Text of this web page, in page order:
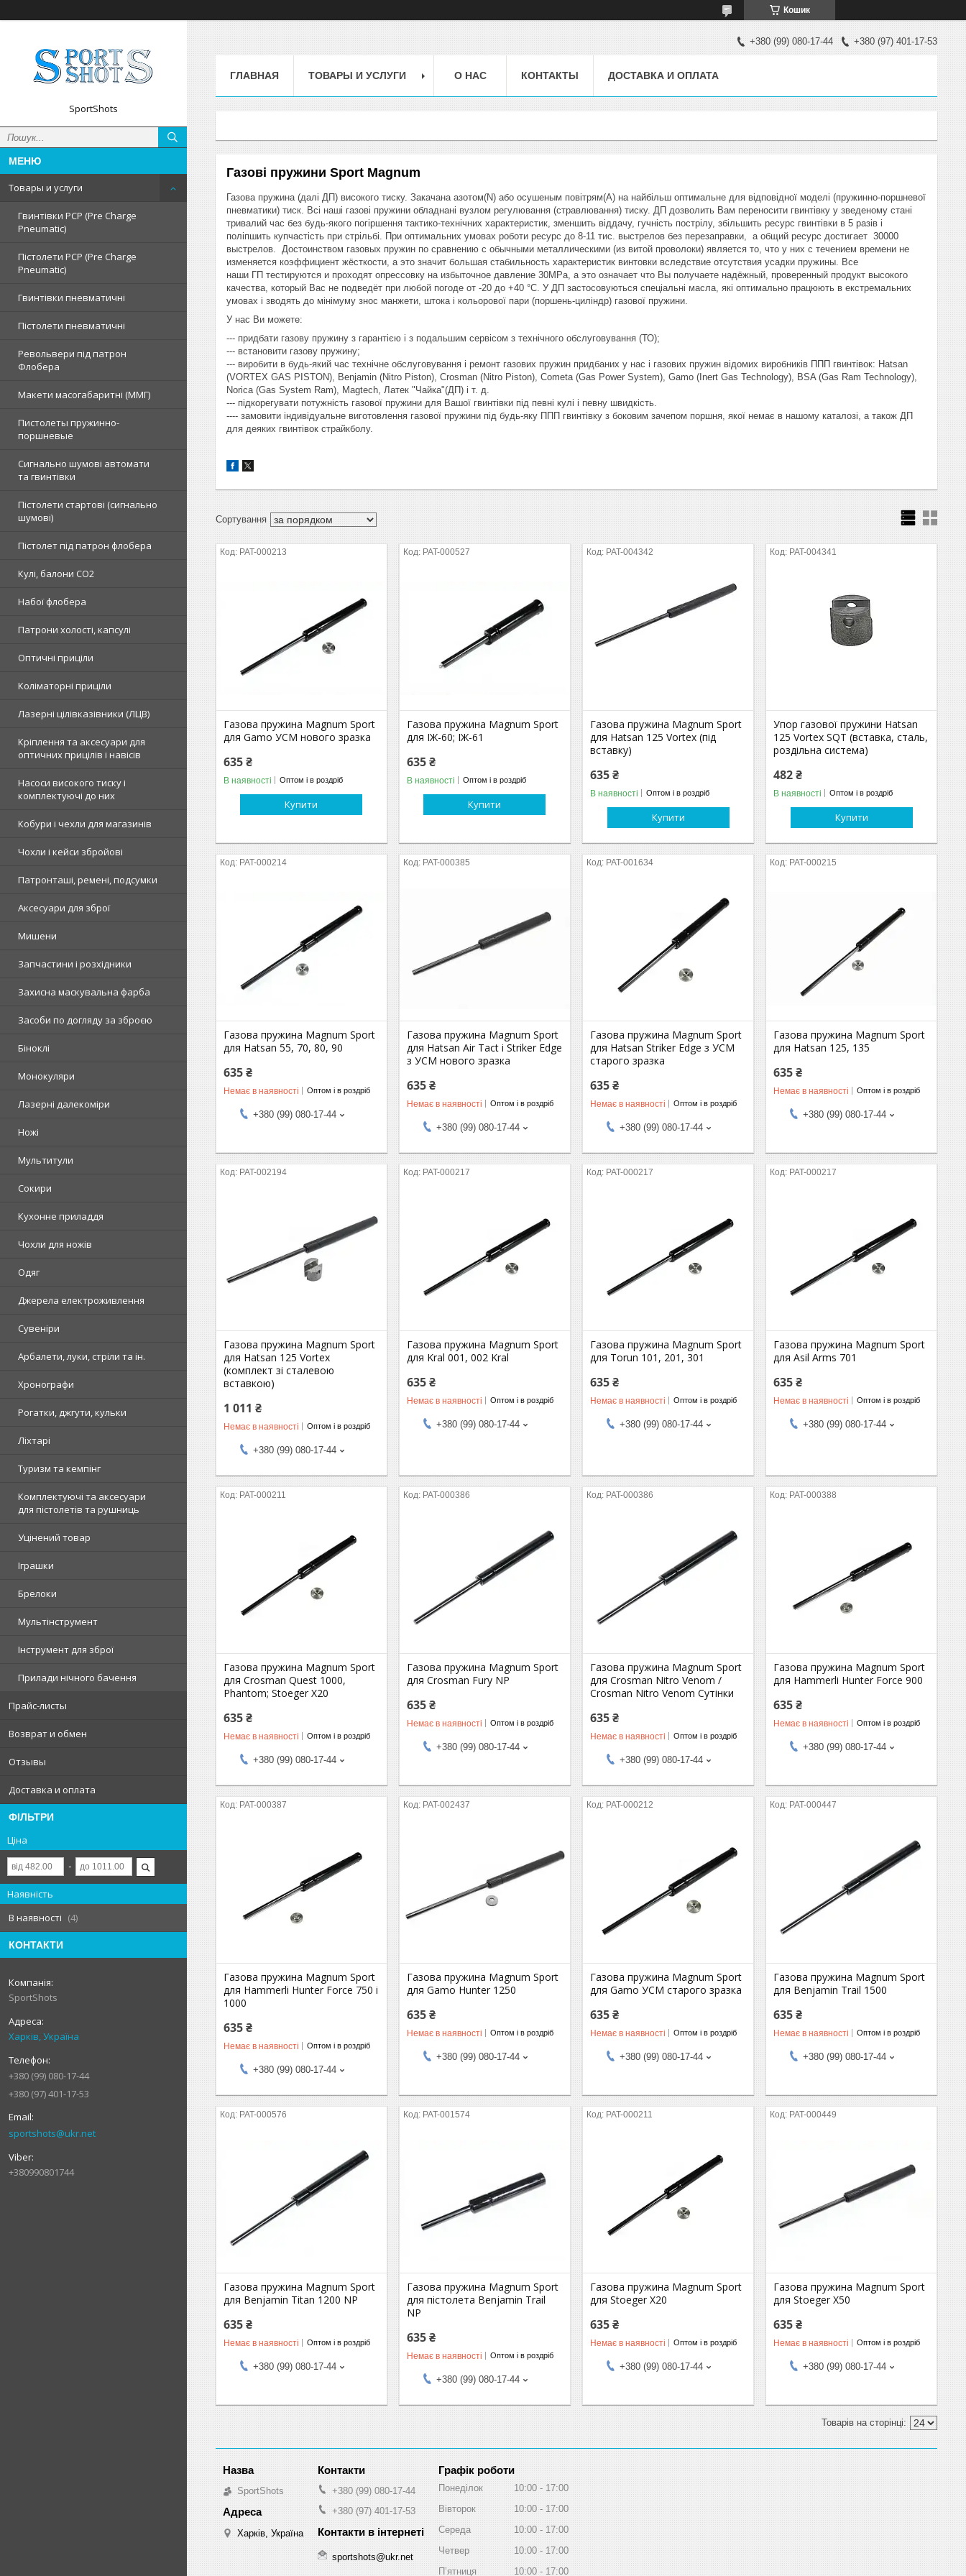
Кошик
SportShots
Товары и услуги
Гвинтівки PCP (Pre Charge
Pneumatic)
Пістолети PCP (Pre Charge
Pneumatic)
Гвинтівки пневматичні
Пістолети пневматичні
Револьвери під патрон
Флобера
Макети масогабаритні (ММГ)
Пистолеты пружинно-
поршневые
Сигнально шумові автомати
та гвинтівки
Пістолети стартові (сигнально
шумові)
Пістолет під патрон флобера
Кулі, балони СО2
Набої флобера
Патрони холості, капсулі
Оптичні приціли
Коліматорні приціли
Лазерні цілівказівники (ЛЦВ)
Кріплення та аксесуари для
оптичних прицілів і навісів
Насоси високого тиску і
комплектуючі до них
Кобури і чехли для магазинів
Чохли і кейси збройові
Патронташі, ремені, подсумки
Аксесуари для зброї
Мишени
Запчастини і розхідники
Захисна маскувальна фарба
Засоби по догляду за зброєю
Біноклі
Монокуляри
Лазерні далекоміри
Ножі
Мультитули
Сокири
Кухонне приладдя
Чохли для ножів
Одяг
Джерела електроживлення
Сувеніри
Арбалети, луки, стріли та ін.
Хронографи
Рогатки, джгути, кульки
Ліхтарі
Туризм та кемпінг
Комплектуючі та аксесуари
для пістолетів та рушниць
Уцінений товар
Іграшки
Брелоки
Мультінструмент
Інструмент для зброї
Прилади нічного бачення
Прайс-листы
Возврат и обмен
Отзывы
Доставка и оплата
ФІЛЬТРИ
Ціна
Наявність
В наявності
4
КОНТАКТИ
SportShots
Харків, Україна
+380 (99) 080-17-44
+380 (97) 401-17-53
sportshots@ukr.net
+380990801744
+380 (99) 080-17-44 +380 (97) 401-17-53
ГЛАВНАЯ ТОВАРЫ И УСЛУГИ О НАС КОНТАКТЫ ДОСТАВКА И ОПЛАТА
Газові пружини Sport Magnum
Газова пружина (далі ДП) високого тиску. Закачана азотом(N) або осушеным повітрям(A) на найбільш оптимальне для відповідної моделі (пружинно-поршневої
пневматики) тиск. Всі наші газові пружини обладнані вузлом регулювання (стравлювання) тиску. ДП дозволить Вам переносити гвинтівку у зведеному стані
тривалий час без будь-якого погіршення тактико-технічних характеристик, зменшить віддачу, гучність пострілу, збільшить ресурс гвинтівки в 5 разів і
поліпшить купчастість при стрільбі. При оптимальних умовах роботи ресурс до 8-11 тис. выстрелов без перезаправки, а общий ресурс достигает 30000
выстрелов. Достоинством газовых пружин по сравнению с обычными металлическими (из витой проволоки) является то, что у них с течением времени не
изменяется коэффициент жёсткости, а это значит большая стабильность характеристик винтовки вследствие отсутствия усадки пружины. Все
наши ГП тестируются и проходят опрессовку на избыточное давление 30MPa, а это означает что Вы получаете надёжный, проверенный продукт высокого
качества, который Вас не подведёт при любой погоде от -20 до +40 °С. У ДП застосовуються спеціальні масла, які оптимально працюють в екстремальних
умовах і зводять до мінімуму знос манжети, штока і кольорової пари (поршень-циліндр) газової пружини.
У нас Ви можете:
--- придбати газову пружину з гарантією і з подальшим сервісом з технічного обслуговування (ТО);
--- встановити газову пружину;
--- виробити в будь-який час технічне обслуговування і ремонт газових пружин придбаних у нас і газових пружин відомих виробників ППП гвинтівок: Hatsan
(VORTEX GAS PISTON), Benjamin (Nitro Piston), Crosman (Nitro Piston), Cometa (Gas Power System), Gamo (Inert Gas Technology), BSA (Gas Ram Technology),
Norica (Gas System Ram), Magtech, Латек "Чайка"(ДП) і т. д.
--- підкорегувати потужність газової пружини для Вашої гвинтівки під певні кулі і певну швидкість.
---- замовити індивідуальне виготовлення газової пружини під будь-яку ППП гвинтівку з боковим зачепом поршня, якої немає в нашому каталозі, а також ДП
для деяких гвинтівок страйкболу.
PAT-000213
Газова пружина Magnum Sport
для Gamo УСМ нового зразка
635 ₴
В наявності Оптом і в роздріб
Купити
PAT-000527
Газова пружина Magnum Sport
для ІЖ-60; ІЖ-61
635 ₴
В наявності Оптом і в роздріб
Купити
PAT-004342
Газова пружина Magnum Sport
для Hatsan 125 Vortex (під
вставку)
635 ₴
В наявності Оптом і в роздріб
Купити
PAT-004341
Упор газової пружини Hatsan
125 Vortex SQT (вставка, сталь,
роздільна система)
482 ₴
В наявності Оптом і в роздріб
Купити
PAT-000214
Газова пружина Magnum Sport
для Hatsan 55, 70, 80, 90
635 ₴
Немає в наявності Оптом і в роздріб
+380 (99) 080-17-44
PAT-000385
Газова пружина Magnum Sport
для Hatsan Air Tact і Striker Edge
з УСМ нового зразка
635 ₴
Немає в наявності Оптом і в роздріб
+380 (99) 080-17-44
PAT-001634
Газова пружина Magnum Sport
для Hatsan Striker Edge з УСМ
старого зразка
635 ₴
Немає в наявності Оптом і в роздріб
+380 (99) 080-17-44
PAT-000215
Газова пружина Magnum Sport
для Hatsan 125, 135
635 ₴
Немає в наявності Оптом і в роздріб
+380 (99) 080-17-44
PAT-002194
Газова пружина Magnum Sport
для Hatsan 125 Vortex
(комплект зі сталевою
вставкою)
1 011 ₴
Немає в наявності Оптом і в роздріб
+380 (99) 080-17-44
PAT-000217
Газова пружина Magnum Sport
для Kral 001, 002 Kral
635 ₴
Немає в наявності Оптом і в роздріб
+380 (99) 080-17-44
PAT-000217
Газова пружина Magnum Sport
для Torun 101, 201, 301
635 ₴
Немає в наявності Оптом і в роздріб
+380 (99) 080-17-44
PAT-000217
Газова пружина Magnum Sport
для Asil Arms 701
635 ₴
Немає в наявності Оптом і в роздріб
+380 (99) 080-17-44
PAT-000211
Газова пружина Magnum Sport
для Crosman Quest 1000,
Phantom; Stoeger X20
635 ₴
Немає в наявності Оптом і в роздріб
+380 (99) 080-17-44
PAT-000386
Газова пружина Magnum Sport
для Crosman Fury NP
635 ₴
Немає в наявності Оптом і в роздріб
+380 (99) 080-17-44
PAT-000386
Газова пружина Magnum Sport
для Crosman Nitro Venom /
Crosman Nitro Venom Сутінки
635 ₴
Немає в наявності Оптом і в роздріб
+380 (99) 080-17-44
PAT-000388
Газова пружина Magnum Sport
для Hammerli Hunter Force 900
635 ₴
Немає в наявності Оптом і в роздріб
+380 (99) 080-17-44
PAT-000387
Газова пружина Magnum Sport
для Hammerli Hunter Force 750 і
1000
635 ₴
Немає в наявності Оптом і в роздріб
+380 (99) 080-17-44
PAT-002437
Газова пружина Magnum Sport
для Gamo Hunter 1250
635 ₴
Немає в наявності Оптом і в роздріб
+380 (99) 080-17-44
PAT-000212
Газова пружина Magnum Sport
для Gamo УСМ старого зразка
635 ₴
Немає в наявності Оптом і в роздріб
+380 (99) 080-17-44
PAT-000447
Газова пружина Magnum Sport
для Benjamin Trail 1500
635 ₴
Немає в наявності Оптом і в роздріб
+380 (99) 080-17-44
PAT-000576
Газова пружина Magnum Sport
для Benjamin Titan 1200 NP
635 ₴
Немає в наявності Оптом і в роздріб
+380 (99) 080-17-44
PAT-001574
Газова пружина Magnum Sport
для пістолета Benjamin Trail
NP
635 ₴
Немає в наявності Оптом і в роздріб
+380 (99) 080-17-44
PAT-000211
Газова пружина Magnum Sport
для Stoeger X20
635 ₴
Немає в наявності Оптом і в роздріб
+380 (99) 080-17-44
PAT-000449
Газова пружина Magnum Sport
для Stoeger X50
635 ₴
Немає в наявності Оптом і в роздріб
+380 (99) 080-17-44
SportShots
Харків, Україна
+380 (99) 080-17-44
+380 (97) 401-17-53
sportshots@ukr.net
Графік роботи
Понеділок 10:00
17:00
Вівторок
10:00
17:00
Середа
10:00
17:00
Четвер
10:00
17:00
Пʼятниця
10:00 17:00